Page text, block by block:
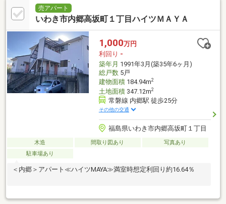
売アパート
いわき市内郷高坂町１丁目ハイツＭＡＹＡ
1,000万円
利回り -
築年月 1991年3月(築35年6ヶ月)
総戸数5戸
建物面積184.94m2
土地面積347.12m2
常磐線 内郷駅 徒歩25分
その他の交通
福島県いわき市内郷高坂町１丁目
木造 間取り図あり
写真あり
駐車場あり
＜内郷＞アパート≪ハイツMAYA≫満室時想定利回り約16.64％